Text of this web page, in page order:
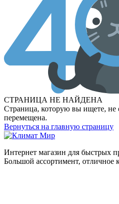
СТРАНИЦА НЕ НАЙДЕНА
Страница, которую вы ищете, не
перемещена.
Вернуться на главную страницу
Интернет магазин для быстрых
Большой ассортимент, отличное